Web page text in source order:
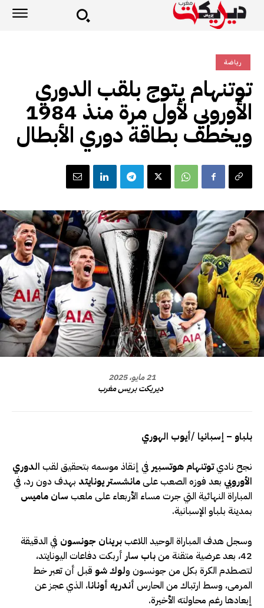
رياضة
توتنهام يتوج بلقب الدوري
الأوروبي لأول مرة منذ 1984
ويخطف بطاقة دوري الأبطال
21 مايو، 2025
ديريكت بريس مغرب
بلباو – إسبانيا /أيوب الهوري
نجح ناديتوتنهام هوتسبيرفي إنقاذ موسمه بتحقيق لقب الدوري
الأوروبي بعد فوزه الصعب علىمانشستر يونايتد بهدف دون رد، في
المباراة النهائية التي جرت مساء الأربعاء على ملعب سان ماميس
بمدينة بلباو الإسبانية.
وسجل هدف المباراة الوحيد اللاعببرينان جونسون في الدقيقة
42، بعد عرضية متقنة من
باب سارأربكت دفاعات اليونايتد،
لتصطدم الكرة بكل من جونسون ولوك شو قبل أن تعبر خط
المرمى، وسط ارتباك من الحارس أندريه أونانا، الذي عجز عن
إبعادها رغم محاولته الأخيرة.